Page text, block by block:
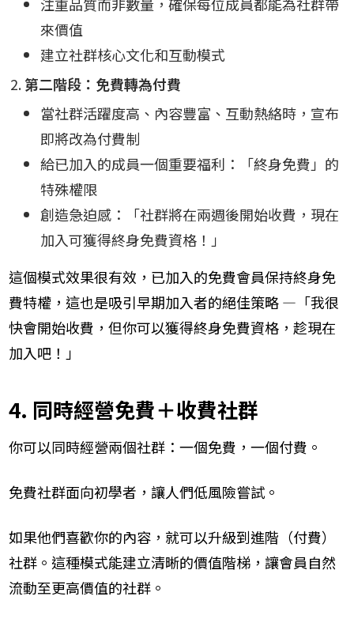
注重品質而非數量，確保每位成員都能為社群帶
來價值
建立社群核心文化和互動模式
第二階段：免費轉為付費
當社群活躍度高、內容豐富、互動熱絡時，宣布
即將改為付費制
給已加入的成員一個重要福利：「終身免費」的
特殊權限
創造急迫感：「社群將在兩週後開始收費，現在
加入可獲得終身免費資格！」
這個模式效果很有效，已加入的免費會員保持終身免
費特權，這也是吸引早期加入者的絕佳策略 —「我很
快會開始收費，但你可以獲得終身免費資格，趁現在
加入吧！」
4. 同時經營免費＋收費社群
你可以同時經營兩個社群：一個免費，一個付費。
免費社群面向初學者，讓人們低風險嘗試。
如果他們喜歡你的內容，就可以升級到進階（付費）
社群。這種模式能建立清晰的價值階梯，讓會員自然
流動至更高價值的社群。